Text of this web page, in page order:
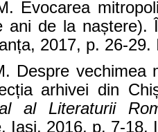
Evocarea
ani de la
2017, p. 26-29.
Despre vechimea
arhivei din
al Literaturii
Iași, 2016, p. 7-18.